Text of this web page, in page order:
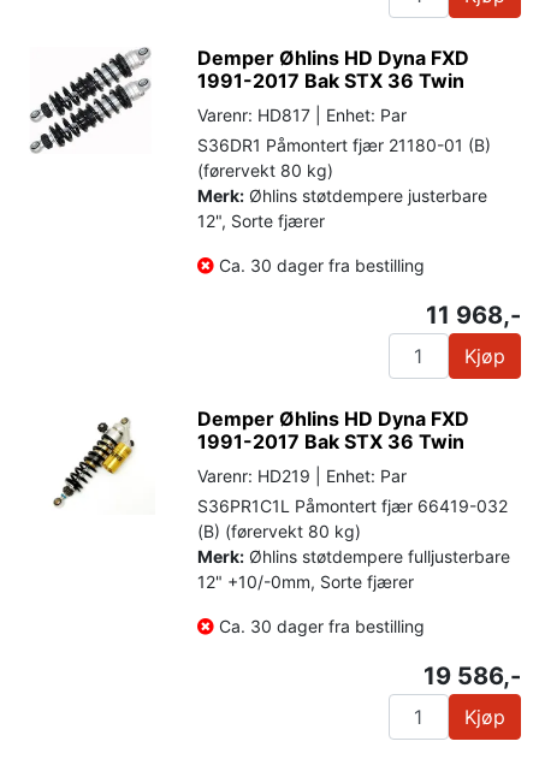
Demper Øhlins HD Dyna FXD
1991-2017 Bak STX 36 Twin
Varenr: HD817 | Enhet: Par
S36DR1 Påmontert fjær 21180-01 (B)
(førervekt 80 kg)
Merk: Øhlins støtdempere justerbare
12", Sorte fjærer
Ca. 30 dager fra bestilling
11 968,-
Kjøp
Demper Øhlins HD Dyna FXD
1991-2017 Bak STX 36 Twin
Varenr: HD219 | Enhet: Par
S36PR1C1L Påmontert fjær 66419-032
(B) (førervekt 80 kg)
Merk: Øhlins støtdempere fulljusterbare
12" +10/-0mm, Sorte fjærer
Ca. 30 dager fra bestilling
19 586,-
Kjøp